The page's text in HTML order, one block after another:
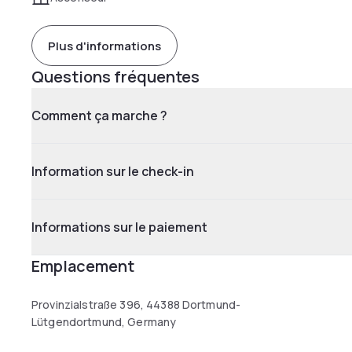
Plus d'informations
Questions fréquentes
Comment ça marche ?
Information sur le check-in
Informations sur le paiement
Emplacement
Provinzialstraße 396, 44388 Dortmund-
Lütgendortmund, Germany